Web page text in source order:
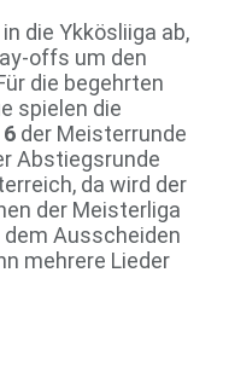
die Ykkösliiga ab,
offs um den
die begehrten
spielen die
der Meisterrunde
Abstiegsrunde
da wird der
der Meisterliga
Ausscheiden
mehrere Lieder